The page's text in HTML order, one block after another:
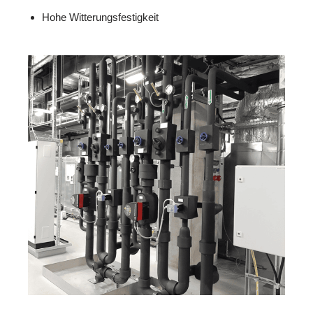
Hohe Witterungsfestigkeit